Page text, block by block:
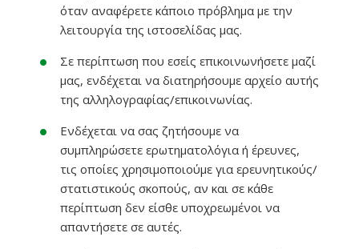
όταν αναφέρετε κάποιο πρόβλημα με την
λειτουργία της ιστοσελίδας μας.
Σε περίπτωση που εσείς επικοινωνήσετε μαζί
μας, ενδέχεται να διατηρήσουμε αρχείο αυτής
της αλληλογραφίας/επικοινωνίας.
Ενδέχεται να σας ζητήσουμε να
συμπληρώσετε ερωτηματολόγια ή έρευνες,
τις οποίες χρησιμοποιούμε για ερευνητικούς/
στατιστικούς σκοπούς, αν και σε κάθε
περίπτωση δεν είσθε υποχρεωμένοι να
απαντήσετε σε αυτές.